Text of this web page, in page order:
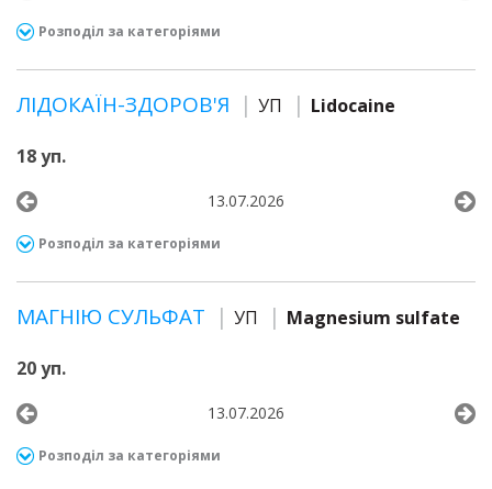
Розподіл за категоріями
ЛІДОКАЇН-ЗДОРОВ'Я УП Lidocaine
18 уп.
13.07.2026
Розподіл за категоріями
МАГНІЮ СУЛЬФАТ УП Magnesium sulfate
20 уп.
13.07.2026
Розподіл за категоріями